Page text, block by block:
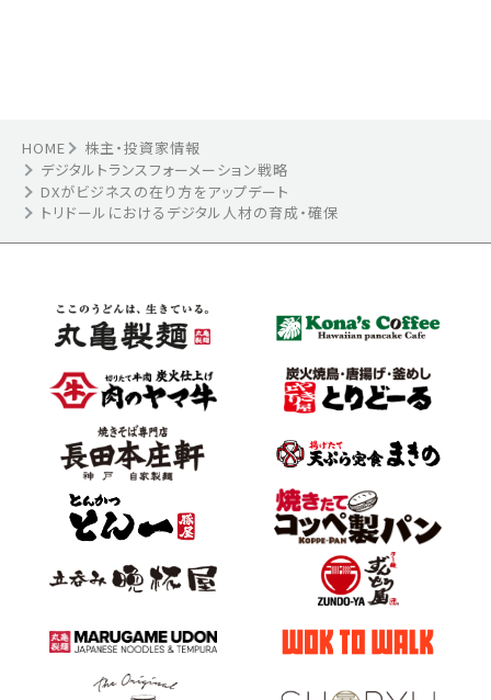
HOME
株主・投資家情報
デジタルトランスフォーメーション戦略
DXがビジネスの在り方をアップデート
トリドールにおけるデジタル人材の育成・確保